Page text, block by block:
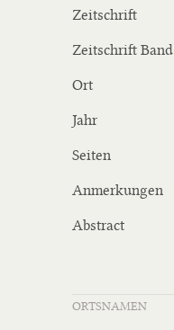
Zeitschrift
Zeitschrift Band
Ort
Jahr
Seiten
Anmerkungen
Abstract
ORTSNAMEN